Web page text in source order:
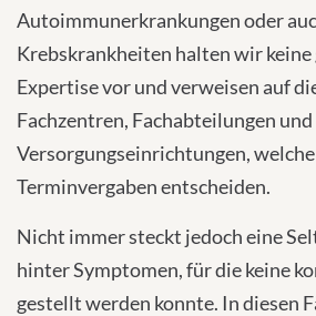
Autoimmunerkrankungen oder
Krebskrankheiten halten wir
Expertise vor und verweisen auf
Fachzentren, Fachabteilungen
Versorgungseinrichtungen,
Terminvergaben entscheiden.
Nicht immer steckt jedoch eine
hinter Symptomen, für die keine
gestellt werden konnte. In diesen